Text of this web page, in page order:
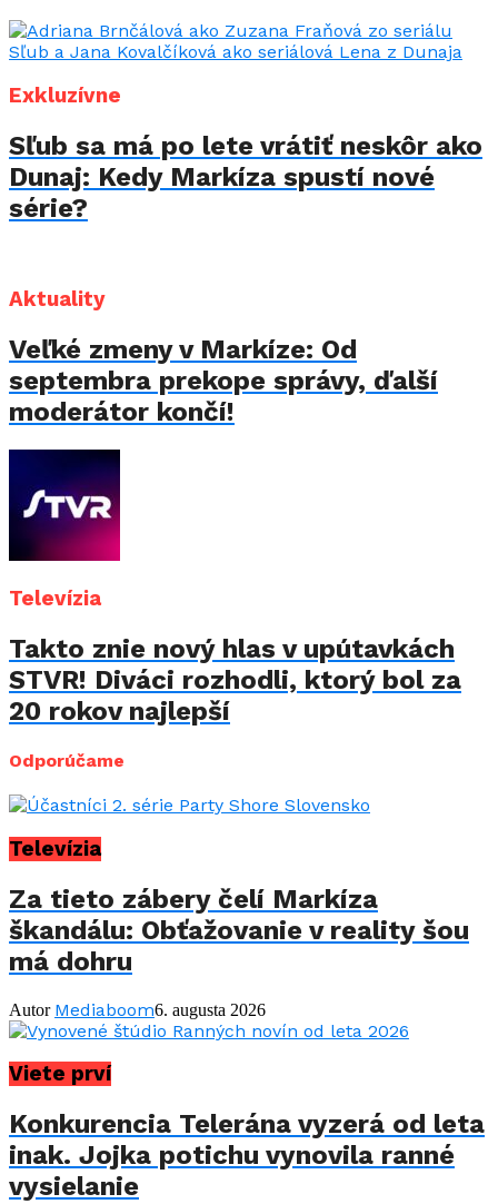
Exkluzívne
Sľub sa má po lete vrátiť neskôr ako
Dunaj: Kedy Markíza spustí nové
série?
Aktuality
Veľké zmeny v Markíze: Od
septembra prekope správy, ďalší
moderátor končí!
Televízia
Takto znie nový hlas v upútavkách
STVR! Diváci rozhodli, ktorý bol za
20 rokov najlepší
Odporúčame
Televízia
Za tieto zábery čelí Markíza
škandálu: Obťažovanie v reality šou
má dohru
Autor Mediaboom6. augusta 2026
Viete prví
Konkurencia Telerána vyzerá od leta
inak. Jojka potichu vynovila ranné
vysielanie